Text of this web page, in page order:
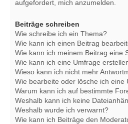
aufgefordert, mich anzumelden.
Beiträge schreiben
Wie schreibe ich ein Thema?
Wie kann ich einen Beitrag
Wie kann ich meinem Beitrag eine
Wie kann ich eine Umfrage
Wieso kann ich nicht mehr
Wie bearbeite oder lösche ich eine
Warum kann ich auf bestimmte
Weshalb kann ich keine
Weshalb wurde ich verwarnt?
Wie kann ich Beiträge den